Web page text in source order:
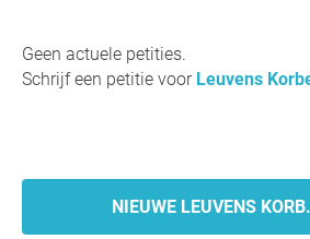
Geen actuele petities.
Schrijf een petitie voor Leuvens
NIEUWE LEUVENS